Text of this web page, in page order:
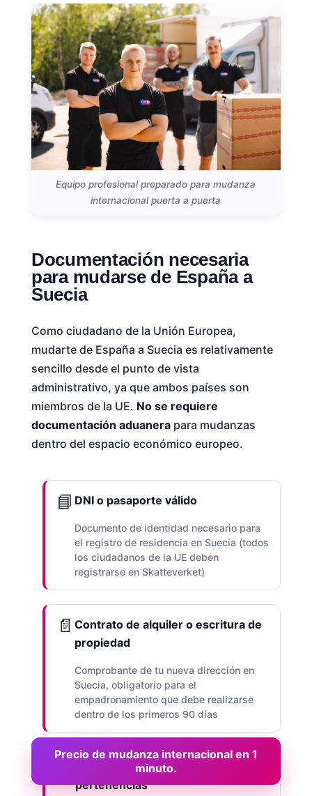
Equipo profesional preparado para mudanza
internacional puerta a puerta
Documentación necesaria
para mudarse de España a
Suecia
Como ciudadano de la Unión Europea,
mudarte de España a Suecia es relativamente
sencillo desde el punto de vista
administrativo, ya que ambos países son
miembros de la UE. No se requiere
documentación aduanerapara mudanzas
dentro del espacio económico europeo.
📘 DNI o pasaporte válido
Documento de identidad necesario para
el registro de residencia en Suecia (todos
los ciudadanos de la UE deben
registrarse en Skatteverket)
📄 Contrato de alquiler o escritura de
propiedad
Comprobante de tu nueva dirección en
Suecia, obligatorio para el
empadronamiento que debe realizarse
dentro de los primeros 90 días
Inventario detallado de
pertenencias
Precio de mudanza internacional en 1
minuto.